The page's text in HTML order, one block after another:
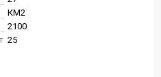
КМ2
2100
25